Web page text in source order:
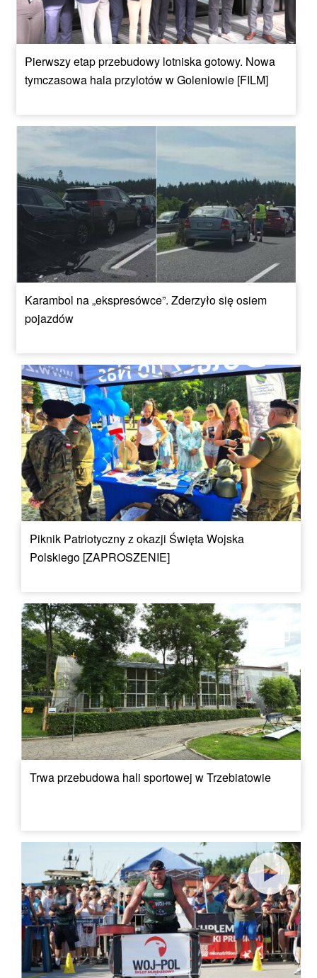
Pierwszy etap przebudowy lotniska gotowy. Nowa
tymczasowa hala przylotów w Goleniowie [FILM]
Karambol na „ekspresówce”. Zderzyło się osiem
pojazdów
Piknik Patriotyczny z okazji Święta Wojska
Polskiego [ZAPROSZENIE]
Trwa przebudowa hali sportowej w Trzebiatowie